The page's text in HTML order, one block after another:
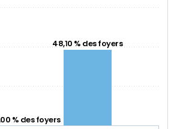
% des foyers
48,10 % des foyers